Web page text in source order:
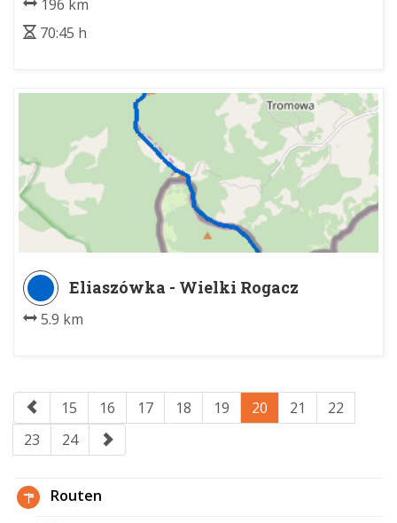
196 km
70:45 h
Eliaszówka - Wielki Rogacz
5.9 km
15 16 17 18 19 20 21
22
23
24
Routen